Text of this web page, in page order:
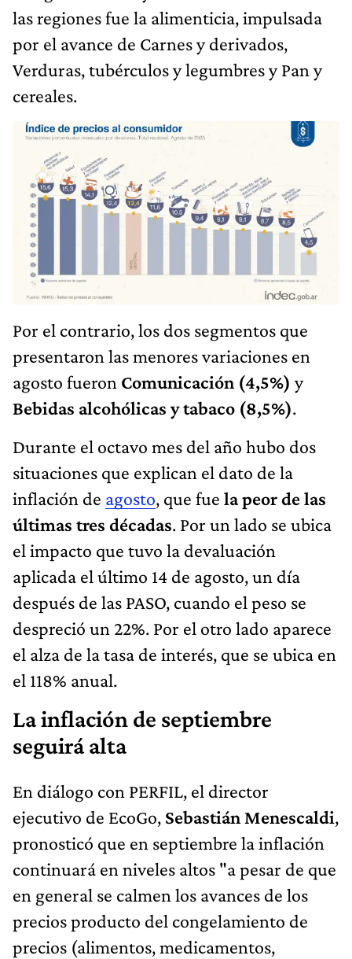
las regiones fue la alimenticia, impulsada
por el avance de Carnes y derivados,
Verduras, tubérculos y legumbres y Pan y
cereales.
Por el contrario, los dos segmentos que
presentaron las menores variaciones en
agosto fueron Comunicación (4,5%) y
Bebidas alcohólicas y tabaco (8,5%).
Durante el octavo mes del año hubo dos
situaciones que explican el dato de la
inflación de agosto, que fue la peor de las
últimas tres décadas. Por un lado se ubica
el impacto que tuvo la devaluación
aplicada el último 14 de agosto, un día
después de las PASO, cuando el peso se
despreció un 22%. Por el otro lado aparece
el alza de la tasa de interés, que se ubica en
el 118% anual.
La inflación de septiembre
seguirá alta
En diálogo con PERFIL, el director
ejecutivo de EcoGo, Sebastián Menescaldi,
pronosticó que en septiembre la inflación
continuará en niveles altos "a pesar de que
en general se calmen los avances de los
precios producto del congelamiento de
precios (alimentos, medicamentos,